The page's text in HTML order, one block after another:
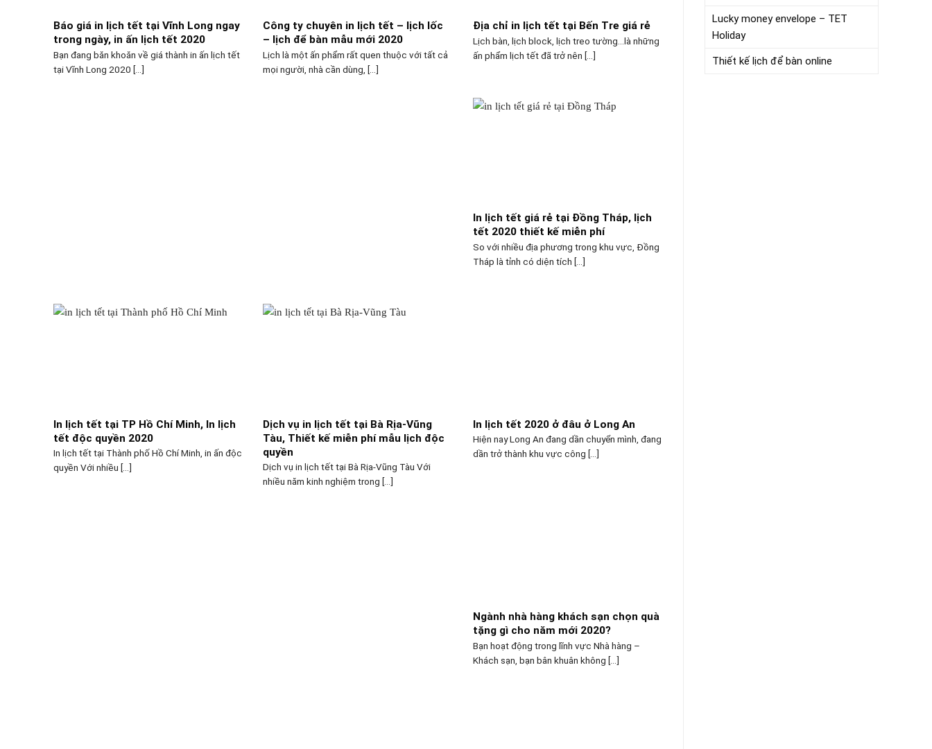
Báo giá in lịch tết tại Vĩnh Long ngay
trong ngày, in ấn lịch tết 2020
Bạn đang băn khoăn về giá thành in ấn lịch tết
tại Vĩnh Long 2020 [...]
Công ty chuyên in lịch tết – lịch lốc
– lịch để bàn mẫu mới 2020
Lịch là một ấn phẩm rất quen thuộc với tất cả
mọi người, nhà cần dùng, [...]
Địa chỉ in lịch tết tại Bến Tre giá rẻ
Lịch bàn, lịch block, lịch treo tường…là những
ấn phẩm lịch tết đã trở nên [...]
In lịch tết giá rẻ tại Đồng Tháp, lịch
tết 2020 thiết kế miễn phí
So với nhiều địa phương trong khu vực, Đồng
Tháp là tỉnh có diện tích [...]
In lịch tết tại TP Hồ Chí Minh, In lịch
tết độc quyền 2020
In lịch tết tại Thành phố Hồ Chí Minh, in ấn độc
quyền Với nhiều [...]
Dịch vụ in lịch tết tại Bà Rịa-Vũng
Tàu, Thiết kế miễn phí mẫu lịch độc
quyền
Dịch vụ in lịch tết tại Bà Rịa-Vũng Tàu Với
nhiều năm kinh nghiệm trong [...]
In lịch tết 2020 ở đâu ở Long An
Hiện nay Long An đang dần chuyển mình, đang
dần trở thành khu vực công [...]
Ngành nhà hàng khách sạn chọn quà
tặng gì cho năm mới 2020?
Bạn hoạt động trong lĩnh vực Nhà hàng –
Khách sạn, bạn bân khuân không [...]
Lucky money envelope – TET
Holiday
Thiết kế lịch để bàn online